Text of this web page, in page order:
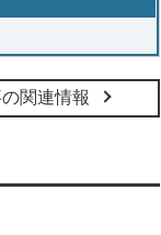
関連情報